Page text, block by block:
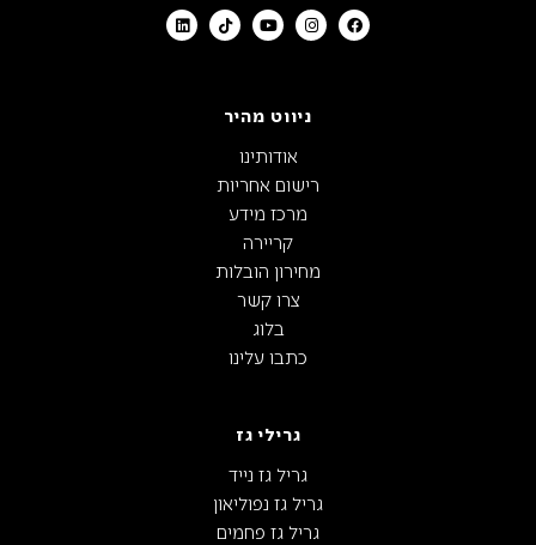
ניווט מהיר
אודותינו
רישום אחריות
מרכז מידע
קריירה
מחירון הובלות
צרו קשר
בלוג
כתבו עלינו
גרילי גז
גריל גז נייד
גריל גז נפוליאון
גריל גז פחמים